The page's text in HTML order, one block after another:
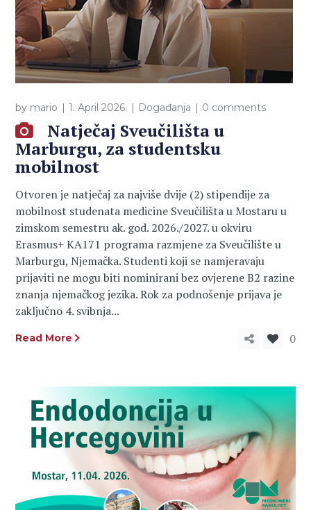
by mario 1. April 2026. Događanja 0 comments
Natječaj Sveučilišta u
Marburgu, za studentsku
mobilnost
Otvoren je natječaj za najviše dvije (2) stipendije za
mobilnost studenata medicine Sveučilišta u Mostaru u
zimskom semestru ak. god. 2026./2027. u okviru
Erasmus+ KA171 programa razmjene za Sveučilište u
Marburgu, Njemačka. Studenti koji se namjeravaju
prijaviti ne mogu biti nominirani bez ovjerene B2 razine
znanja njemačkog jezika. Rok za podnošenje prijava je
zaključno 4. svibnja...
Read More 0